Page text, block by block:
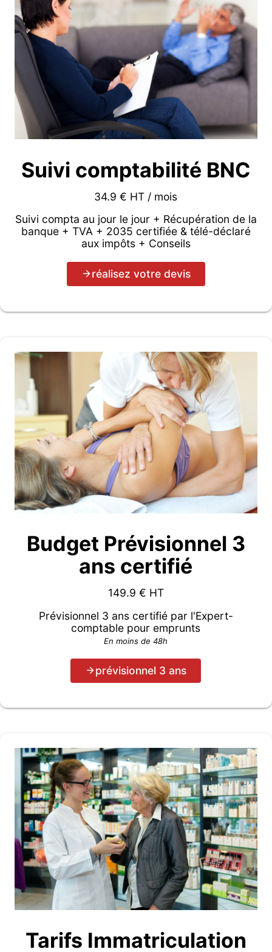
Suivi comptabilité BNC
34.9 € HT / mois
Suivi compta au jour le jour + Récupération de la
banque + TVA + 2035 certifiée & télé-déclaré
aux impôts + Conseils
réalisez votre devis
Budget Prévisionnel 3
ans certifié
149.9 € HT
Prévisionnel 3 ans certifié par l'Expert-
comptable pour emprunts
En moins de 48h
prévisionnel 3 ans
Tarifs Immatriculation